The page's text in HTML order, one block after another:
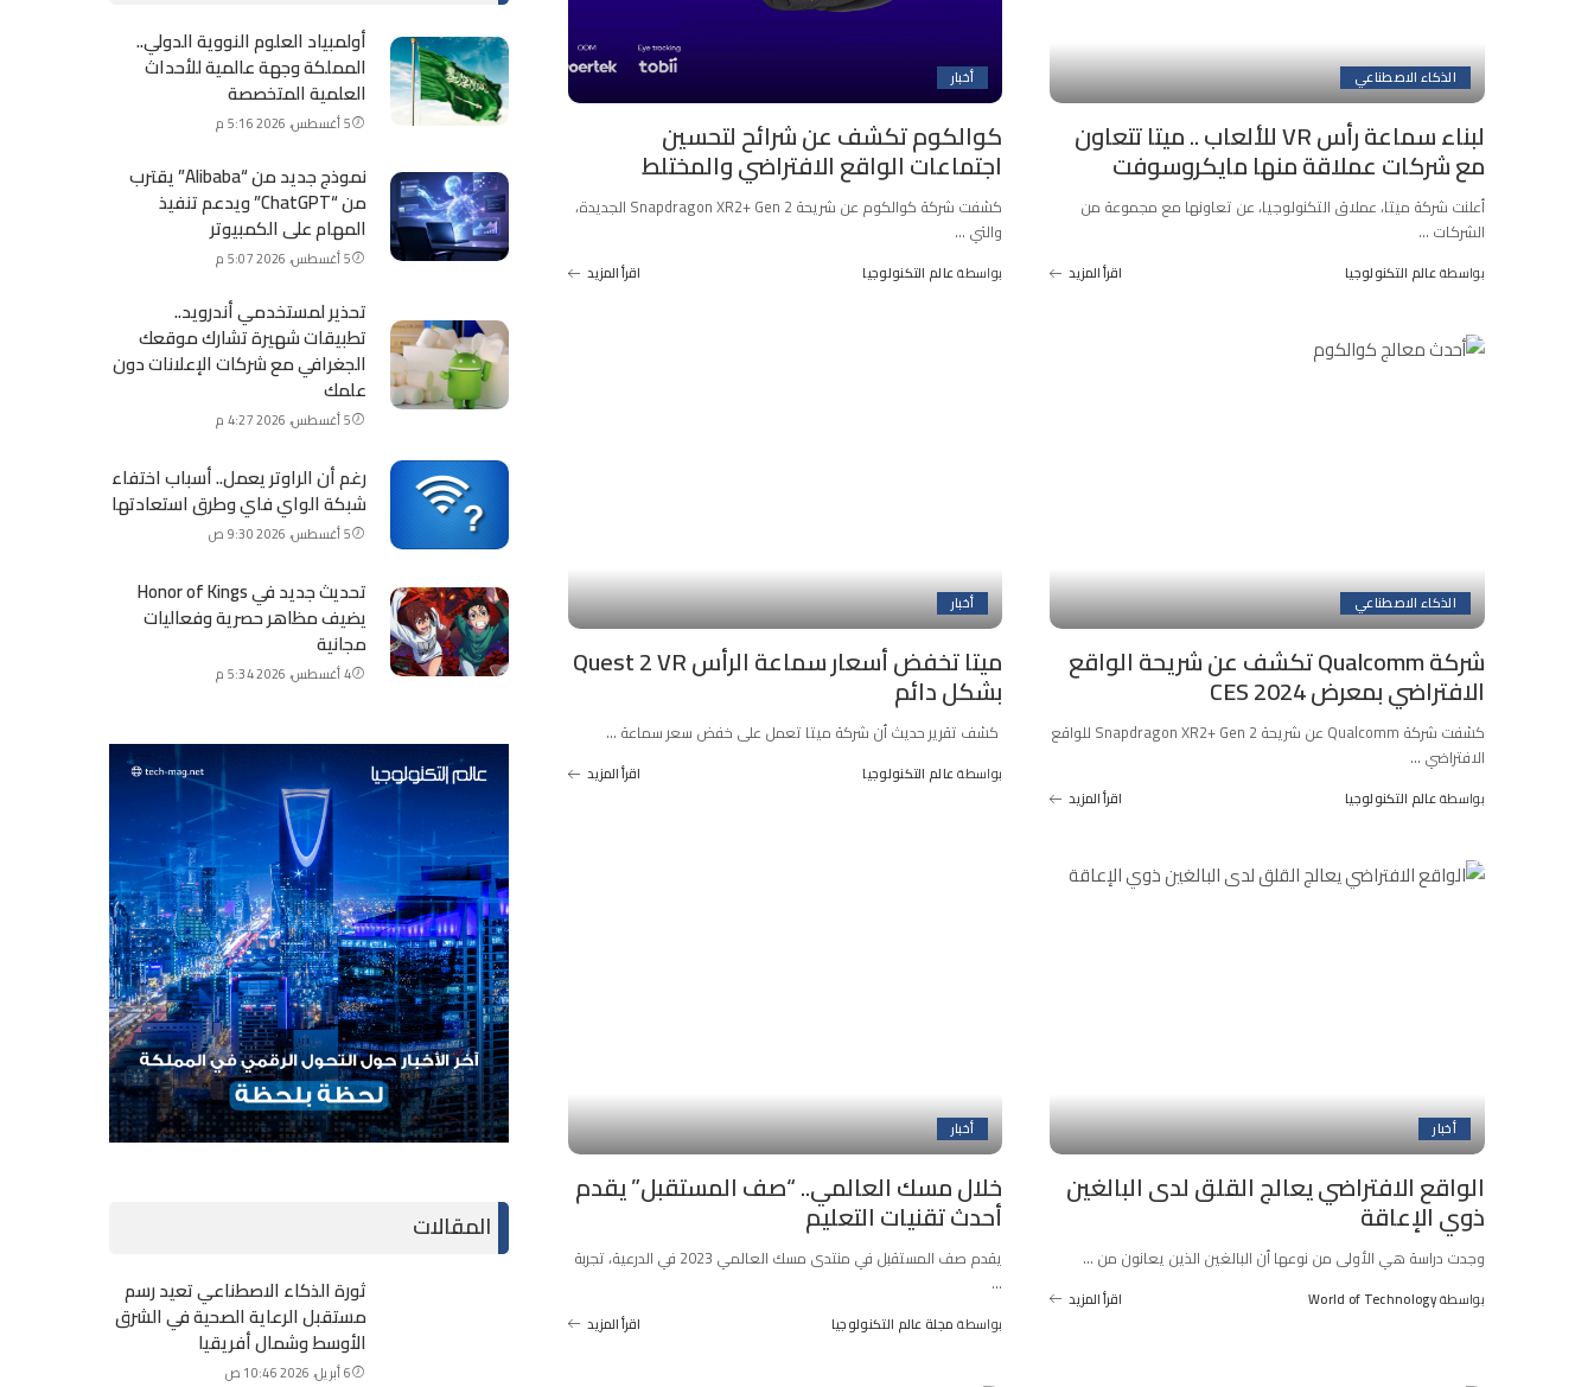
الذكاء الاصطناعي
لبناء سماعة رأس VR للألعاب .. ميتا تتعاون
مع شركات عملاقة منها مايكروسوفت
أعلنت شركة ميتا، عملاق التكنولوجيا، عن تعاونها مع مجموعة من
الشركات ...
Posted
بواسطةعالم التكنولوجيا اقرأ المزيد
أخبار
كوالكوم تكشف عن شرائح لتحسين
اجتماعات الواقع الافتراضي والمختلط
كشفت شركة كوالكوم عن شريحة Snapdragon XR2+ Gen 2 الجديدة،
والتي ...
Posted
بواسطةعالم التكنولوجيا اقرأ المزيد
الذكاء الاصطناعي
شركة Qualcomm تكشف عن شريحة الواقع
الافتراضي بمعرض CES 2024
كشفت شركة Qualcomm عن شريحة Snapdragon XR2+ Gen 2 للواقع
الافتراضي ...
Posted
بواسطةعالم التكنولوجيا اقرأ المزيد
أخبار
ميتا تخفض أسعار سماعة الرأس Quest 2 VR
بشكل دائم
كشف تقرير حديث أن شركة ميتا تعمل على خفض سعر سماعة ...
Posted
بواسطةعالم التكنولوجيا اقرأ المزيد
أخبار
الواقع الافتراضي يعالج القلق لدى البالغين
ذوي الإعاقة
وجدت دراسة هي الأولى من نوعها أن البالغين الذين يعانون من ...
Posted
بواسطةWorld of Technology اقرأ المزيد
أخبار
خلال مسك العالمي.. “صف المستقبل” يقدم
أحدث تقنيات التعليم
يقدم صف المستقبل في منتدى مسك العالمي 2023 في الدرعية، تجربة
...
Posted
بواسطة مجلة عالم التكنولوجيا اقرأ المزيد
أولمبياد العلوم النووية الدولي..
المملكة وجهة عالمية للأحداث
العلمية المتخصصة
5 أغسطس، 2026 5:16 م
نموذج جديد من “Alibaba” يقترب
من “ChatGPT” ويدعم تنفيذ
المهام على الكمبيوتر
5 أغسطس، 2026 5:07 م
تحذير لمستخدمي أندرويد..
تطبيقات شهيرة تشارك موقعك
الجغرافي مع شركات الإعلانات دون
علمك
5 أغسطس، 2026 4:27 م
رغم أن الراوتر يعمل.. أسباب اختفاء
شبكة الواي فاي وطرق استعادتها
5 أغسطس، 2026 9:30 ص
تحديث جديد في Honor of Kings
يضيف مظاهر حصرية وفعاليات
مجانية
4 أغسطس، 2026 5:34 م
المقالات
ثورة الذكاء الاصطناعي تعيد رسم
مستقبل الرعاية الصحية في الشرق
الأوسط وشمال أفريقيا
6 أبريل، 2026 10:46 ص